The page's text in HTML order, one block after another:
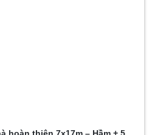
hoàn thiện 7x17m – Hầm + 5